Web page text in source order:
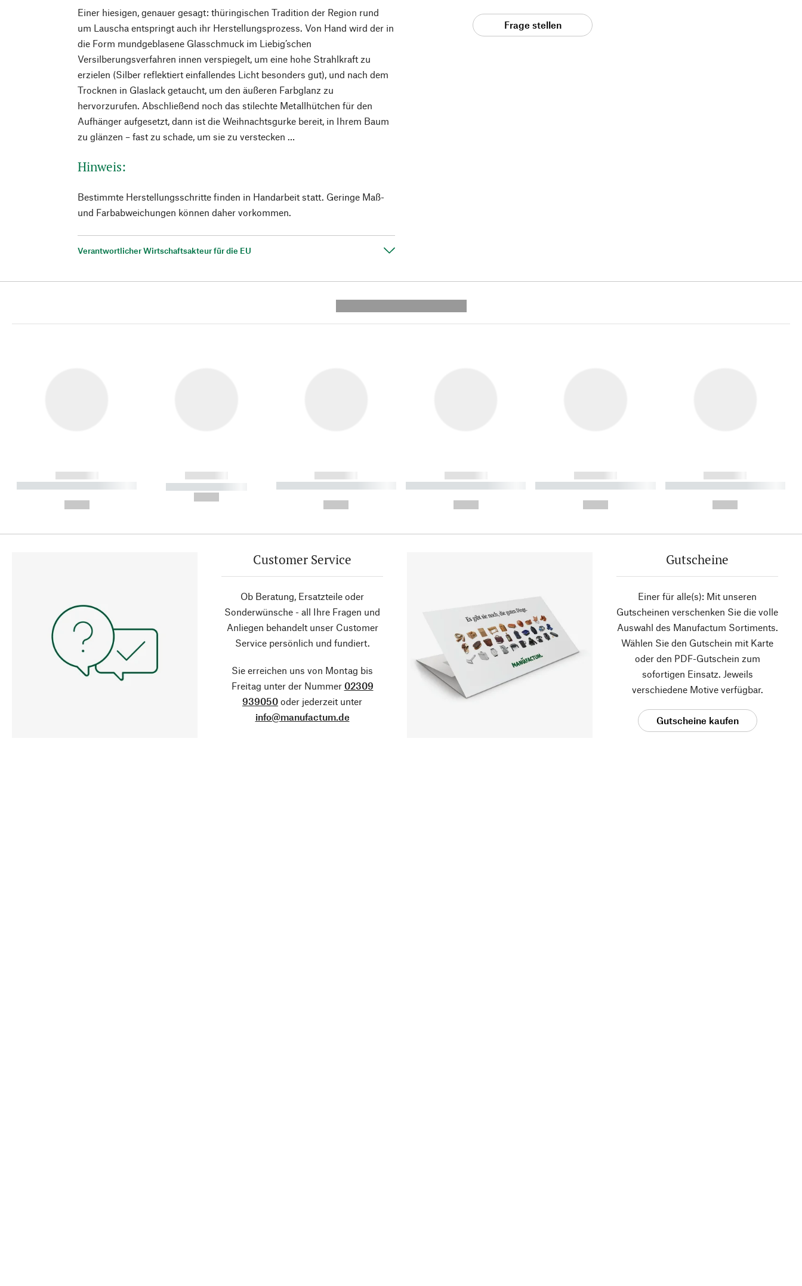
Einer hiesigen, genauer gesagt: thüringischen Tradition der Region rund
um Lauscha entspringt auch ihr Herstellungsprozess. Von Hand wird der in
die Form mundgeblasene Glasschmuck im Liebig’schen
Versilberungsverfahren innen verspiegelt, um eine hohe Strahlkraft zu
erzielen (Silber reflektiert einfallendes Licht besonders gut), und nach dem
Trocknen in Glaslack getaucht, um den äußeren Farbglanz zu
hervorzurufen. Abschließend noch das stilechte Metallhütchen für den
Aufhänger aufgesetzt, dann ist die Weihnachtsgurke bereit, in Ihrem Baum
zu glänzen – fast zu schade, um sie zu verstecken …
Hinweis:
Bestimmte Herstellungsschritte finden in Handarbeit statt. Geringe Maß-
und Farbabweichungen können daher vorkommen.
Verantwortlicher Wirtschaftsakteur für die EU
Frage stellen
------------
----------- ----------- ----------
------------
----------- -----------
------------
----------- ----------- ----------
------------
----------- ----------- ----------
------------
----------- ----------- ----------
------------
----------- ----------- ----------
Customer Service
Ob Beratung, Ersatzteile oder
Sonderwünsche - all Ihre Fragen und
Anliegen behandelt unser Customer
Service persönlich und fundiert.
Sie erreichen uns von Montag bis
Freitag unter der Nummer 02309
939050 oder jederzeit unter
info@manufactum.de
Gutscheine
Einer für alle(s): Mit unseren
Gutscheinen verschenken Sie die volle
Auswahl des Manufactum Sortiments.
Wählen Sie den Gutschein mit Karte
oder den PDF-Gutschein zum
sofortigen Einsatz. Jeweils
verschiedene Motive verfügbar.
Gutscheine kaufen